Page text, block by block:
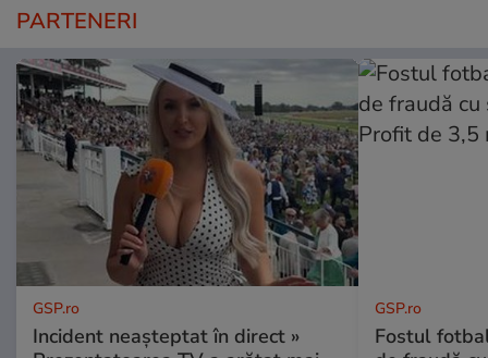
PARTENERI
GSP.ro
Incident neașteptat în direct »
GSP.ro
Fostul